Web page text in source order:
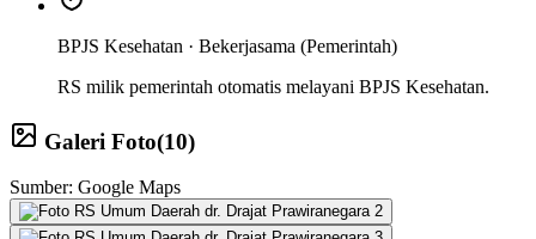
BPJS Kesehatan · Bekerjasama (Pemerintah)
RS milik pemerintah otomatis melayani BPJS Kesehatan.
Galeri Foto(10)
Sumber: Google Maps